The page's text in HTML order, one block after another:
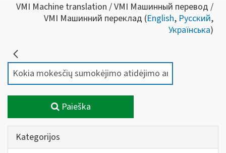
VMI Machine translation / VMI Машинный перевод /
VMI Машинний переклад (English, Русский,
Українська)
Paieška
Kategorijos